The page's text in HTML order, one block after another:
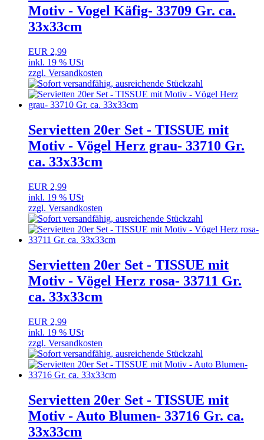
Motiv - Vogel Käfig- 33709 Gr. ca.
33x33cm
EUR 2,99
inkl. 19 % USt
zzgl. Versandkosten
Servietten 20er Set - TISSUE mit
Motiv - Vögel Herz grau- 33710 Gr.
ca. 33x33cm
EUR 2,99
inkl. 19 % USt
zzgl. Versandkosten
Servietten 20er Set - TISSUE mit
Motiv - Vögel Herz rosa- 33711 Gr.
ca. 33x33cm
EUR 2,99
inkl. 19 % USt
zzgl. Versandkosten
Servietten 20er Set - TISSUE mit
Motiv - Auto Blumen- 33716 Gr. ca.
33x33cm